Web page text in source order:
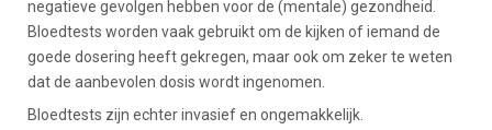
negatieve gevolgen hebben voor de (mentale) gezondheid.
Bloedtests worden vaak gebruikt om de kijken of iemand de
goede dosering heeft gekregen, maar ook om zeker te weten
dat de aanbevolen dosis wordt ingenomen.
Bloedtests zijn echter invasief en ongemakkelijk.